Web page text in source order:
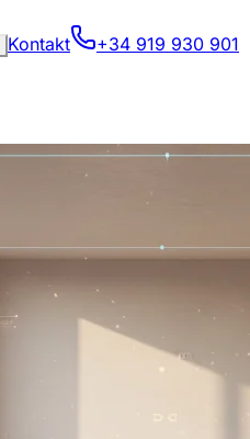
Kontakt +34 919 930 901